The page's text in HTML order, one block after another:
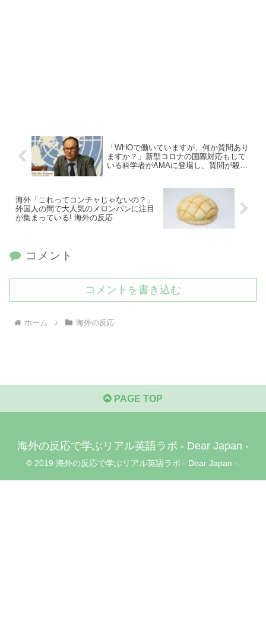
「WHOで働いていますが、何か質問あり
ますか？」新型コロナの国際対応もして
いる科学者がAMAに登場し、質問が殺到
海外「これってコンチャじゃないの？」
外国人の間で大人気のメロンパンに注目
が集まっている! 海外の反応
コメント
コメントを書き込む
ホーム 海外の反応
PAGE TOP
海外の反応で学ぶリアル英語ラボ - Dear Japan -
© 2019 海外の反応で学ぶリアル英語ラボ - Dear Japan -.